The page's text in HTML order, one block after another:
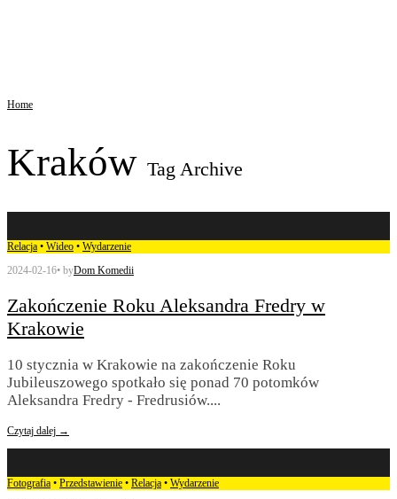
Home
Kraków Tag Archive
Relacja • Wideo • Wydarzenie
2024-02-16• byDom Komedii
Zakończenie Roku Aleksandra Fredry w
Krakowie
10 stycznia w Krakowie na zakończenie Roku
Jubileuszowego spotkało się ponad 70 potomków
Aleksandra Fredry - Fredrusiów....
Czytaj dalej →
Fotografia • Przedstawienie • Relacja • Wydarzenie